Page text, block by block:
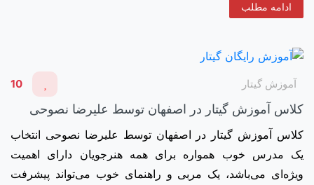
ادامه مطلب
آموزش گیتار 10
کلاس آموزش گیتار در اصفهان توسط علیرضا نصوحی
کلاس آموزش گیتار در اصفهان توسط علیرضا نصوحی انتخاب
یک مدرس خوب همواره برای همه هنرجویان دارای اهمیت
ویژه‌ای می‌باشد، یک مربی و راهنمای خوب می‌تواند پیشرفت